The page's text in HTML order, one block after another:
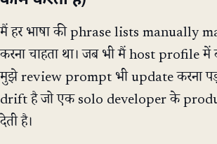
मैं हर भाषा की phrase lists manually
करना चाहता था। जब भी मैं host profile में
मुझे review prompt भी update करना
drift है जो एक solo developer के
देती है।